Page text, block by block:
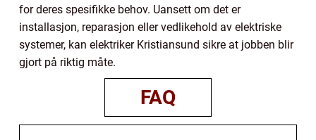
for deres spesifikke behov. Uansett om det er
installasjon, reparasjon eller vedlikehold av elektriske
systemer, kan elektriker Kristiansund sikre at jobben blir
gjort på riktig måte.
FAQ